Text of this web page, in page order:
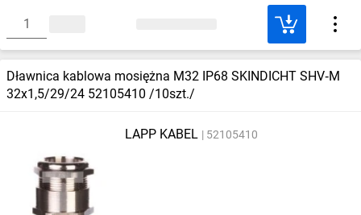
Dławnica kablowa mosiężna M32 IP68 SKINDICHT SHV‑M
32x1,5/29/24 52105410 /10szt./
LAPP KABEL 52105410